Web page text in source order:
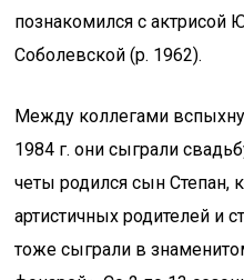
познакомился с
Соболевской (р. 1962).
Между коллегами
1984 г. они сыграли
четы родился сын Степан,
артистичных родителей и
тоже сыграли в